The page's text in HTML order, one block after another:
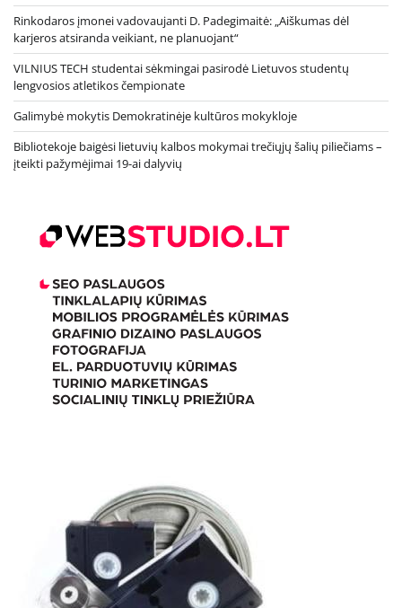
Rinkodaros įmonei vadovaujanti D. Padegimaitė: „Aiškumas dėl
karjeros atsiranda veikiant, ne planuojant“
VILNIUS TECH studentai sėkmingai pasirodė Lietuvos studentų
lengvosios atletikos čempionate
Galimybė mokytis Demokratinėje kultūros mokykloje
Bibliotekoje baigėsi lietuvių kalbos mokymai trečiųjų šalių piliečiams –
įteikti pažymėjimai 19-ai dalyvių